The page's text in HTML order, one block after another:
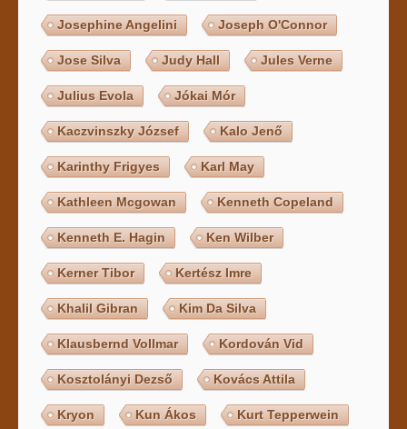
Josephine Angelini Joseph O'Connor
Jose Silva Judy Hall Jules Verne
Julius Evola Jókai Mór
Kaczvinszky József Kalo Jenő
Karinthy Frigyes Karl May
Kathleen Mcgowan Kenneth Copeland
Kenneth E. Hagin Ken Wilber
Kerner Tibor Kertész Imre
Khalil Gibran Kim Da Silva
Klausbernd Vollmar Kordován Vid
Kosztolányi Dezső Kovács Attila
Kryon Kun Ákos Kurt Tepperwein